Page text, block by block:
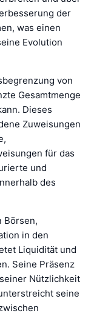
der
was einen
Evolution
von
Gesamtmenge
Dieses
Zuweisungen
für das
und
des
Börsen,
in den
Liquidität und
Seine Präsenz
Nützlichkeit
seine